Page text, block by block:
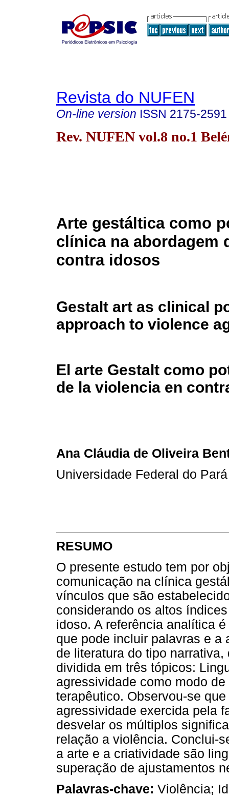
Revista do NUFEN
On-line version ISSN 2175-2591
Rev. NUFEN vol.8 no.1
Arte gestáltica como
clínica na abordagem
contra idosos
Gestalt art as clinical
approach to violence
El arte Gestalt como
de la violencia en
Ana Cláudia de Oliveira
Universidade Federal do Pará
RESUMO
O presente estudo tem por
comunicação na clínica
vínculos que são
considerando os altos
idoso. A referência analítica
que pode incluir palavras e a
de literatura do tipo
dividida em três tópicos:
agressividade como modo
terapêutico. Observou-se
agressividade exercida pela
desvelar os múltiplos
relação a violência. Conclui-
a arte e a criatividade são
superação de ajustamentos
Palavras-chave: Violência;